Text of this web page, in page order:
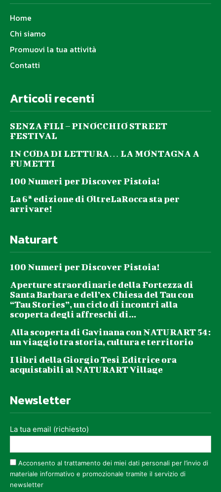
Home
Chi siamo
Promuovi la tua attività
Contatti
Articoli recenti
SENZA FILI – PINOCCHIO STREET
FESTIVAL
IN CODA DI LETTURA… LA MONTAGNA A
FUMETTI
100 Numeri per Discover Pistoia!
La 6ª edizione di OltreLaRocca sta per
arrivare!
Naturart
100 Numeri per Discover Pistoia!
Aperture straordinarie della Fortezza di
Santa Barbara e dell’ex Chiesa del Tau con
“Tau Stories”, un ciclo di incontri alla
scoperta degli affreschi di...
Alla scoperta di Gavinana con NATURART 54:
un viaggio tra storia, cultura e territorio
I libri della Giorgio Tesi Editrice ora
acquistabili al NATURART Village
Newsletter
La tua email (richiesto)
Acconsento al trattamento dei miei dati personali per l’invio di
materiale informativo e promozionale tramite il servizio di
newsletter